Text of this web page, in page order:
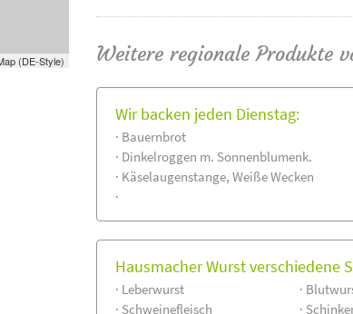
(DE-Style) Weitere regionale Produkte
Wir backen jeden Dienstag:
· Bauernbrot
· Dinkelroggen m. Sonnenblumenk.
· Käselaugenstange, Weiße Wecken
·
Hausmacher Wurst verschiedene
· Leberwurst ·
· Schweinefleisch
·